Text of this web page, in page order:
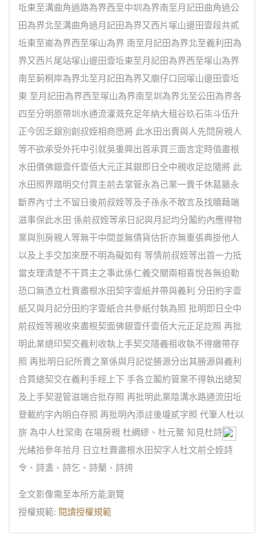
坵東至溝曲角過路為界西至中圳為界南至月記田曲角過公
田為界北至溝曲角過月記田為界又西片塚山邊田壹段共貳
坵東至崙為界西至塚山為界 南至月記田為界北至義利田為
界又西片尾站塚山邊田壹坵東至月記田為界西至塚山為界
南至莿桐岸為界北至月記田為界又廟仔口回塚山邊田壹坵
東 至月記田為界西至塚山為界南至圳為界北至公田為界各
四至分明原帶圳水通流灌溉充足年納大租谷玖石柒斗伍升
正今因乏銀別創叔姪相商愿將 此水田出賣與人先問房親人
等不欲承受外托中引就吳重興出首承買三面言定時值盡根
水田價佛銀壹仟壹佰大元正其銀即日仝中親收足訖隨將 此
水田照界踏明交付買主前去掌管永為己業一賣千休葛籐永
斷界內寸土不留日後前叔姪等及子孫永不敢言及找贖藉端
滋事保此水田 係前叔姪等承日記與月記均分鬮約內應得物
業與別房親人等無干中間並無債貨估折亦無重張典掛他人
以及上手交加來歷不明為礙如有 等情前叔姪等出首一力抵
當支理清楚不干買主之事此係仁義交關兩相喜悅各無迫勒
恐口無憑立杜賣盡根水田契字壹紙并帶與義利 分田約字壹
紙又與月記分田約字壹紙合共參紙付執為照 批明即日仝中
前叔姪等親收來盡根契面佛銀壹仟壹佰大元正足訖照 再批
明此業總印契交義利收執上手契交隱義祖收執不得繳帶存
照 再批明日記所賣之業係與月記從勝源分出其勝源與義利
合買總契交在義利手經上下 手各立鬮約管業不得執出總契
及上手契混管滋端合批存照 再批明此業陰溝水路通流田坵
登載約字內明白存照 再批明內添註後壠貳字照 代筆人杜以
旂 為中人杜棠南 在場房親 杜綢繆、杜元鰲 知見杜詩
光緒拾參年拾月 日立杜賣盡根水田契字人杜文前仝姪詩
令、詩盞、詩乞、詩蘭、詩誇
全文影像需至本所方能瀏覽
授權規範: 閱讀授權規範